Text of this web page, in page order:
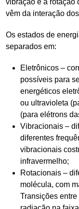
vêm da interação
Os estados de
separados em:
Eletrônicos –
possíveis para
energéticos
ou ultravioleta
(para elétrons
Vibracionais –
diferentes
vibracionais
infravermelho;
Rotacionais –
molécula, com
Transições